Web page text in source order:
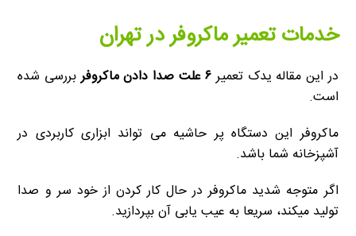
خدمات تعمیر ماکروفر در تهران
در این مقاله یدک تعمیر۶ علت صدا دادن ماکروفر
بررسی شده
است.
ماکروفر این دستگاه پر حاشیه می تواند ابزاری کاربردی در
آشپزخانه شما باشد.
اگر متوجه شدید ماکروفر در حال کار کردن از خود سر و صدا
تولید میکند، سریعا به عیب یابی آن بپردازید.